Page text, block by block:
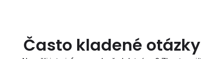
Často kladené otázky